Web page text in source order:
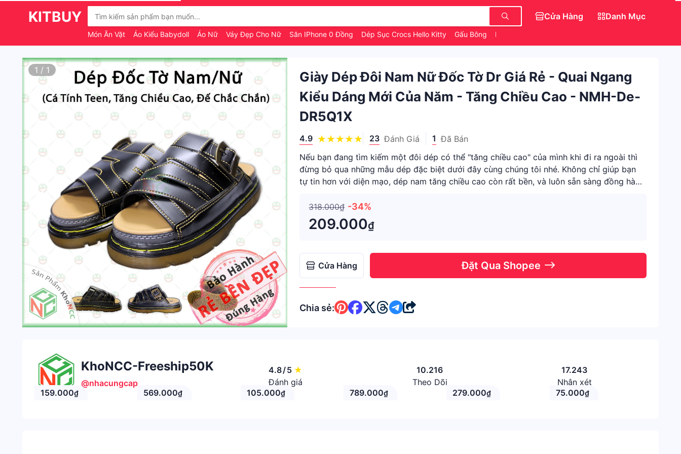
KITBUY
Món Ăn Vặt Áo Kiểu Babydoll Áo Nữ Váy Đẹp Cho Nữ Săn IPhone 0 Đồng Dép Sục Crocs Hello Kitty Gấu Bông Dép Đẹp Nữ Sang Chảnh
Cửa Hàng Danh Mục
1 / 1
Giày Dép Đôi Nam Nữ Đốc Tờ Dr Giá Rẻ - Quai Ngang
Kiểu Dáng Mới Của Năm - Tăng Chiều Cao - NMH-De-
DR5Q1X
4.9 23 Đánh Giá 1 Đã Bán
Nếu bạn đang tìm kiếm một đôi dép có thể "tăng chiều cao" của mình khi đi ra ngoài thì
đừng bỏ qua những mẫu dép đặc biệt dưới đây cùng chúng tôi nhé. Không chỉ giúp bạn
tự tin hơn với diện mạo, dép nam tăng chiều cao còn rất bền, và luôn sẵn sàng đồng hành
318.000₫ -34%
209.000₫
Cửa Hàng Đặt Qua Shopee
Chia sẻ:
KhoNCC-Freeship50K
@nhacungcap
4.8/5 ★
Đánh giá
10.216
Theo Dõi
17.243
Nhận xét
159.000₫ 569.000₫ 105.000₫ 789.000₫ 279.000₫ 75.000₫